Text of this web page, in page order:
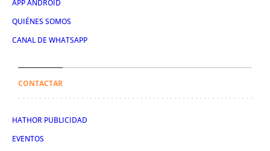
APP ANDROID
QUIÉNES SOMOS
CANAL DE WHATSAPP
CONTACTAR
HATHOR PUBLICIDAD
EVENTOS